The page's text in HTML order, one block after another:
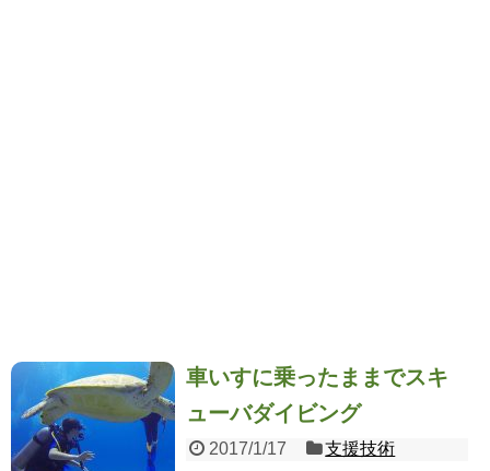
車いすに乗ったままでスキ
ューバダイビング
2017/1/17
支援技術